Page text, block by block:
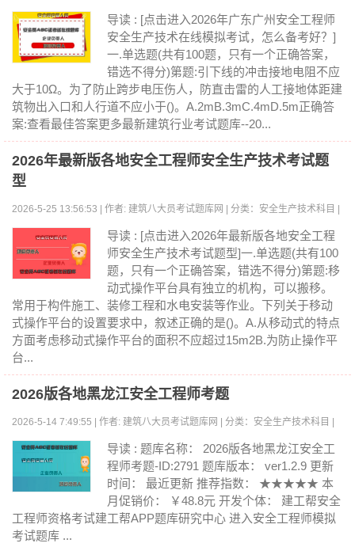
浏览:0
导读 : [点击进入2026年广东广州安全工程师
安全生产技术在线模拟考试，怎么备考好？]
一.单选题(共有100题，只有一个正确答案，
错选不得分)第题:引下线的冲击接地电阻不应
大于10Ω。为了防止跨步电压伤人，防直击雷的人工接地体距建
筑物出入口和人行道不应小于()。A.2mB.3mC.4mD.5m正确答
案:查看最佳答案更多最新建筑行业考试题库--20...
2026年最新版各地安全工程师安全生产技术考试题
型
2026-5-25 13:56:53 | 作者: 建筑八大员考试题库网 | 分类：安全生产技术科目 |
浏览:0
导读 : [点击进入2026年最新版各地安全工程
师安全生产技术考试题型]一.单选题(共有100
题，只有一个正确答案，错选不得分)第题:移
动式操作平台具有独立的机构，可以搬移。
常用于构件施工、装修工程和水电安装等作业。下列关于移动
式操作平台的设置要求中，叙述正确的是()。A.从移动式的特点
方面考虑移动式操作平台的面积不应超过15m2B.为防止操作平
台...
2026版各地黑龙江安全工程师考题
2026-5-14 7:49:55 | 作者: 建筑八大员考试题库网 | 分类：安全生产技术科目 |
浏览:0
导读 : 题库名称： 2026版各地黑龙江安全工
程师考题-ID:2791 题库版本： ver1.2.9 更新
时间： 最近更新 推荐指数： ★★★★★ 本
月促销价： ￥48.8元 开发个体： 建工帮安全
工程师资格考试建工帮APP题库研究中心 进入安全工程师模拟
考试题库 ...